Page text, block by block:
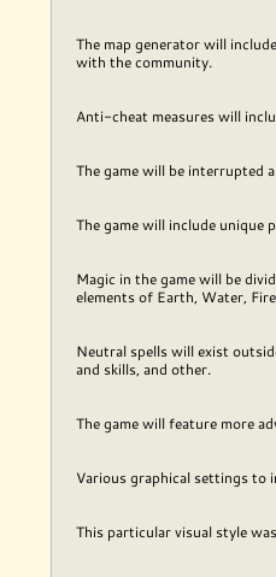
The map generator will
with the community.
Anti-cheat measures will
The game will be interrupted
The game will include unique
Magic in the game will be
elements of Earth, Water,
Neutral spells will exist
and skills, and other.
The game will feature more
Various graphical settings to
This particular visual style